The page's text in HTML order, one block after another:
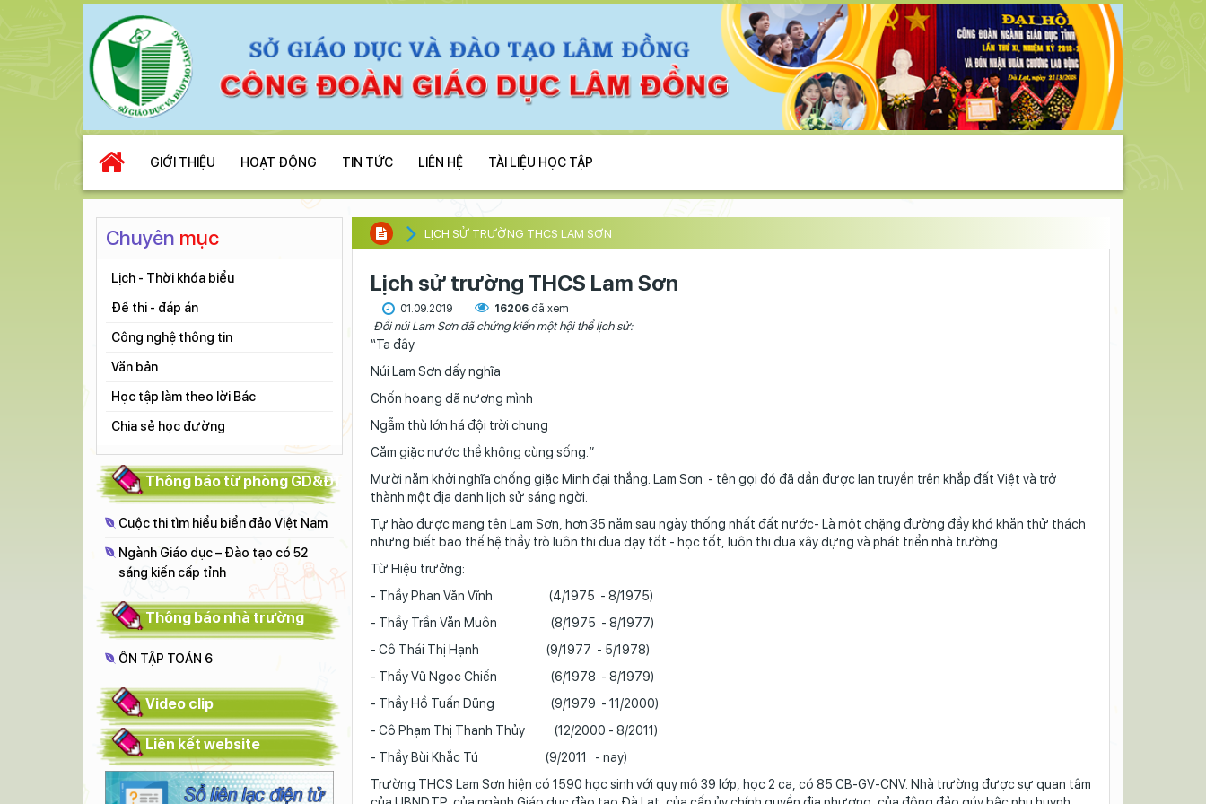
GIỚI THIỆU HOẠT ĐỘNG TIN TỨC LIÊN HỆ TÀI LIỆU HỌC TẬP
Chuyên mục
Lịch - Thời khóa biểu
Đề thi - đáp án
Công nghệ thông tin
Văn bản
Học tập làm theo lời Bác
Chia sẻ học đường
Thông báo từ phòng GD&ĐT
Cuộc thi tìm hiểu biển đảo Việt Nam
Ngành Giáo dục – Đào tạo có 52
sáng kiến cấp tỉnh
Thông báo nhà trường
ÔN TẬP TOÁN 6
Video clip
Liên kết website
LỊCH SỬ TRƯỜNG THCS LAM SƠN
Lịch sử trường THCS Lam Sơn
01.09.2019 16206 đã xem
Đồi núi Lam Sơn đã chứng kiến một hội thể lịch sử:
“Ta đây
Núi Lam Sơn dấy nghĩa
Chốn hoang dã nương mình
Ngẫm thù lớn há đội trời chung
Căm giặc nước thề không cùng sống.”
Mười năm khởi nghĩa chống giặc Minh đại thắng. Lam Sơn - tên gọi đó đã dần được lan truyền trên khắp đất Việt và trở
thành một địa danh lịch sử sáng ngời.
Tự hào được mang tên Lam Sơn, hơn 35 năm sau ngày thống nhất đất nước- Là một chặng đường đầy khó khăn thử thách
nhưng biết bao thế hệ thầy trò luôn thi đua dạy tốt - học tốt, luôn thi đua xây dựng và phát triển nhà trường.
Từ Hiệu trưởng:
- Thầy Phan Văn Vĩnh (4/1975 - 8/1975)
- Thầy Trần Văn Muôn (8/1975 - 8/1977)
- Cô Thái Thị Hạnh (9/1977 - 5/1978)
- Thầy Vũ Ngọc Chiến (6/1978 - 8/1979)
- Thầy Hồ Tuấn Dũng (9/1979 - 11/2000)
- Cô Phạm Thị Thanh Thủy (12/2000 - 8/2011)
- Thầy Bùi Khắc Tú (9/2011 - nay)
Trường THCS Lam Sơn hiện có 1590 học sinh với quy mô 39 lớp, học 2 ca, có 85 CB-GV-CNV. Nhà trường được sự quan tâm